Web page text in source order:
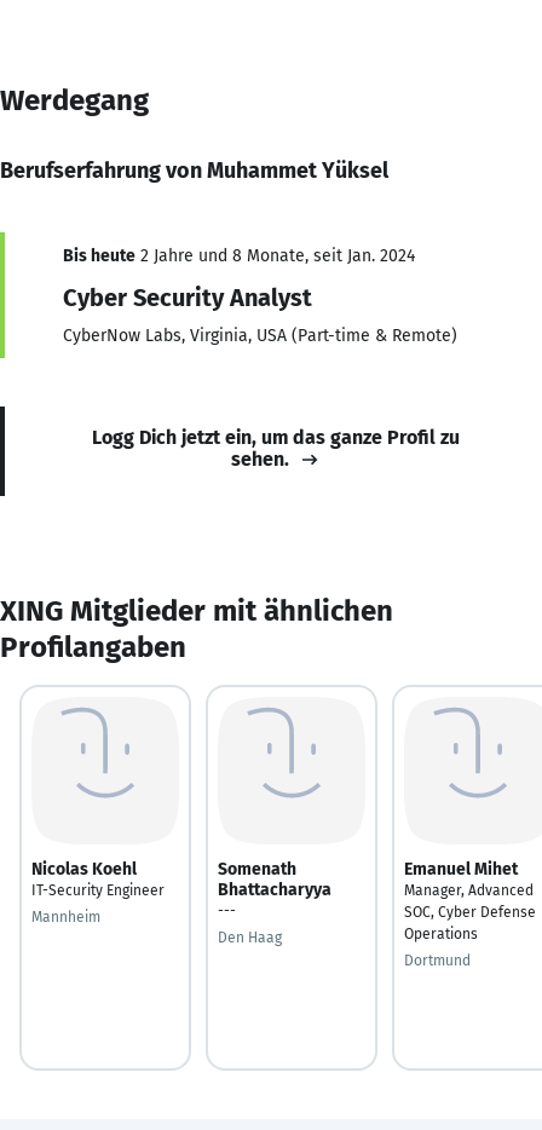
Werdegang
Berufserfahrung von Muhammet Yüksel
Bis heute 2 Jahre und 8 Monate, seit Jan. 2024
Cyber Security Analyst
CyberNow Labs, Virginia, USA (Part-time & Remote)
Logg Dich jetzt ein, um das ganze Profil zu
sehen.
XING Mitglieder mit ähnlichen
Profilangaben
Nicolas Koehl
IT-Security Engineer
Mannheim
Somenath
Bhattacharyya
---
Den Haag
Emanuel Mihet
Manager, Advanced
SOC, Cyber Defense
Operations
Dortmund